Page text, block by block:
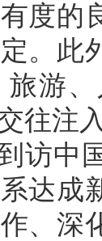
度的
。此
游
往注
访中
达成
、深